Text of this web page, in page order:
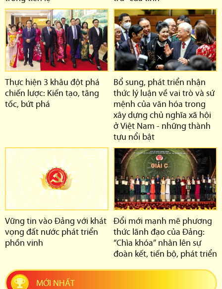
Thực hiện 3 khâu đột phá
chiến lược: Kiến tạo, tăng
tốc, bứt phá
Bổ sung, phát triển nhận
thức lý luận về vai trò và sứ
mệnh của văn hóa trong
xây dựng chủ nghĩa xã hội
ở Việt Nam - những thành
tựu nổi bật
Vững tin vào Đảng với khát
vọng đất nước phát triển
phồn vinh
Đổi mới mạnh mẽ phương
thức lãnh đạo của Đảng:
“Chìa khóa” nhân lên sự
đoàn kết, tiến bộ, phát triển
MỚI NHẤT